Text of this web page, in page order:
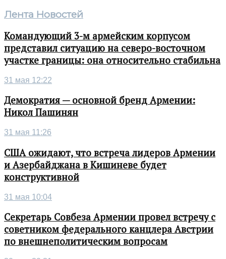
Лента Новостей
Командующий 3-м армейским корпусом
представил ситуацию на северо-восточном
участке границы: она относительно стабильна
31 мая 12:22
Демократия — основной бренд Армении:
Никол Пашинян
31 мая 11:26
США ожидают, что встреча лидеров Армении
и Азербайджана в Кишиневе будет
конструктивной
31 мая 10:04
Секретарь Совбеза Армении провел встречу с
советником федерального канцлера Австрии
по внешнеполитическим вопросам